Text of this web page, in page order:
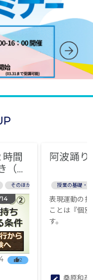
間
（全
そのほか/自由試行
2
阿波踊
授業の基礎・
表現運動の
ことは『個
す。
桑原和彦